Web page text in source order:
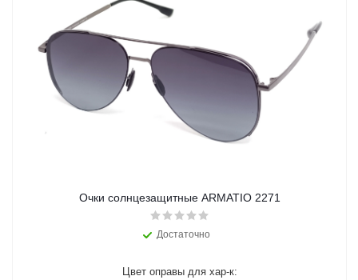
Очки солнцезащитные ARMATIO 2271
Достаточно
Цвет оправы для хар-к: